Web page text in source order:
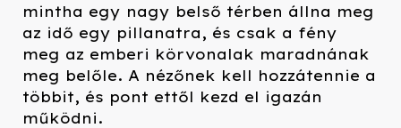
mintha egy nagy belső térben állna meg
az idő egy pillanatra, és csak a fény
meg az emberi körvonalak maradnának
meg belőle. A nézőnek kell hozzátennie a
többit, és pont ettől kezd el igazán
működni.